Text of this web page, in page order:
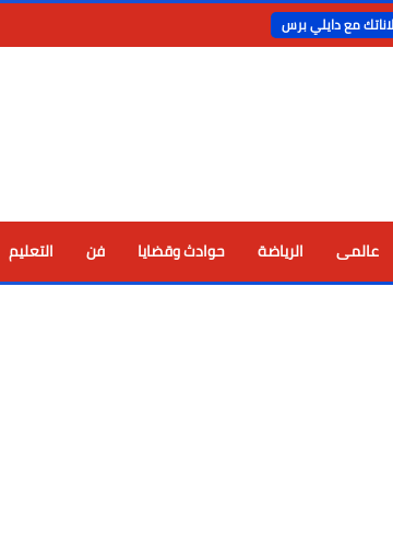
مع دايلي برس
عالمى الرياضة حوادث وقضايا فن التعليم